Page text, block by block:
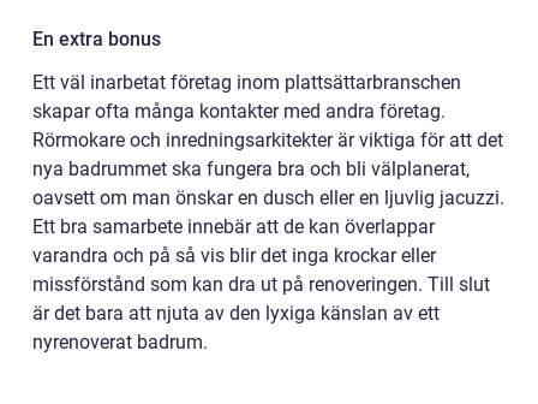
En extra bonus
Ett väl inarbetat företag inom plattsättarbranschen
skapar ofta många kontakter med andra företag.
Rörmokare och inredningsarkitekter är viktiga för att det
nya badrummet ska fungera bra och bli välplanerat,
oavsett om man önskar en dusch eller en ljuvlig jacuzzi.
Ett bra samarbete innebär att de kan överlappar
varandra och på så vis blir det inga krockar eller
missförstånd som kan dra ut på renoveringen. Till slut
är det bara att njuta av den lyxiga känslan av ett
nyrenoverat badrum.